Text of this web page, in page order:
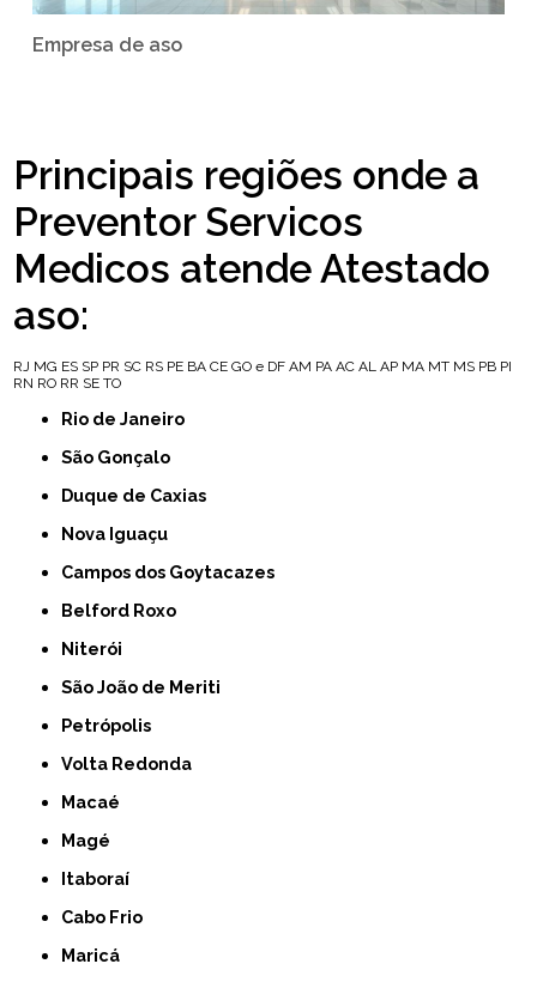
Empresa de aso
Principais regiões onde a
Preventor Servicos
Medicos atende Atestado
aso:
RJ MG ES SP PR SC RS PE BA CE GO e DF AM PA AC AL AP MA MT MS PB PI
RN RO RR SE TO
Rio de Janeiro
São Gonçalo
Duque de Caxias
Nova Iguaçu
Campos dos Goytacazes
Belford Roxo
Niterói
São João de Meriti
Petrópolis
Volta Redonda
Macaé
Magé
Itaboraí
Cabo Frio
Maricá